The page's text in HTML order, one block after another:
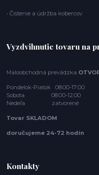
• Čistenie a údržba kobercov
Vyzdvihnutie tovaru na
Maloobchodná prevádzka
Pondelok-Piatok 08:00-17:00
Sobota 08:00-12:00
Nedeľa zatvorené
Tovar SKLADOM
doručujeme 24-72 hodín
Kontakty